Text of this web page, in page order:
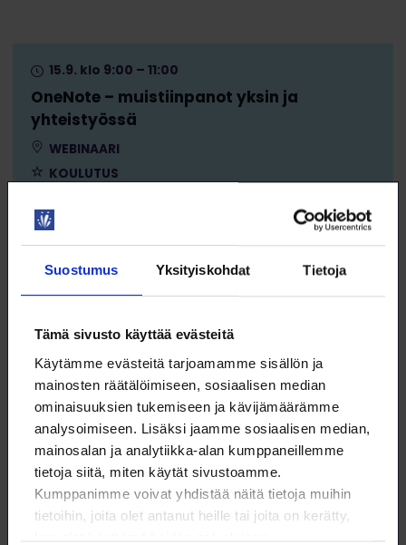
Suostumus Yksityiskohdat Tietoja
Tämä sivusto käyttää evästeitä
Käytämme evästeitä tarjoamamme sisällön ja
mainosten räätälöimiseen, sosiaalisen median
ominaisuuksien tukemiseen ja kävijämäärämme
analysoimiseen. Lisäksi jaamme sosiaalisen median,
mainosalan ja analytiikka-alan kumppaneillemme
tietoja siitä, miten käytät sivustoamme.
Kumppanimme voivat yhdistää näitä tietoja muihin
tietoihin, joita olet antanut heille tai joita on kerätty,
OneNote – muistiinpanot yksin ja
yhteistyössä
15.9. klo 9:00 – 11:00
WEBINAARI
KOULUTUS
PowerPoint 2 - images, videos and
animation
15.9. klo 10:00 – 12:00
WEBINAR
TRAINING
DIGISKILLS